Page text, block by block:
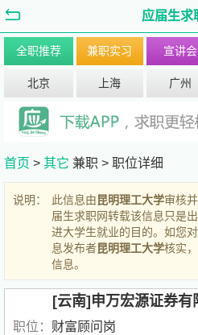
应届生求
全职推荐 兼职实习 宣讲会
北京 上海 广州
首页 > 其它 兼职 > 职位详细
说明： 此信息由昆明理工大学审核
届生求职网转载该信息只是
进大学生就业的目的。如您
息发布者昆明理工大学核实
信息。
[云南]申万宏源证券有
职位： 财富顾问岗